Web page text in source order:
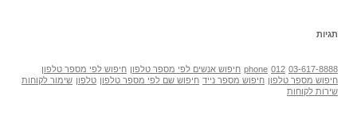
תגיות
03-617-8888
012
phone חיפוש אנשים לפי מספר טלפון חיפוש לפי מספר טלפון
חיפוש מספר טלפון חיפוש מספר נייד חיפוש שם לפי מספר טלפון טלפון שימור לקוחות
שירות לקוחות